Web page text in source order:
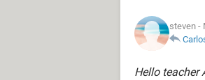
steven -
Hello teacher